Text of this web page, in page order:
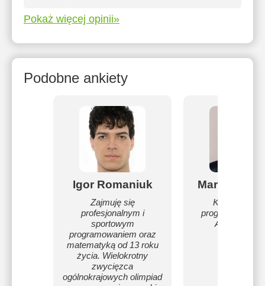
Pokaż więcej opinii»
Podobne ankiety
Igor Romaniuk
Zajmuję się
profesjonalnym i
sportowym
programowaniem oraz
matematyką od 13 roku
życia. Wielokrotny
zwycięzca
ogólnokrajowych olimpiad
Marcin
Kurs/
programowanie
Android,